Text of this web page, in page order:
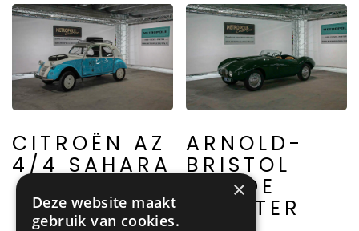
CITROËN AZ
4/4 SAHARA
ARNOLD-
BRISTOL
BOLIDE
ROASTER
×
Deze website maakt
gebruik van cookies.